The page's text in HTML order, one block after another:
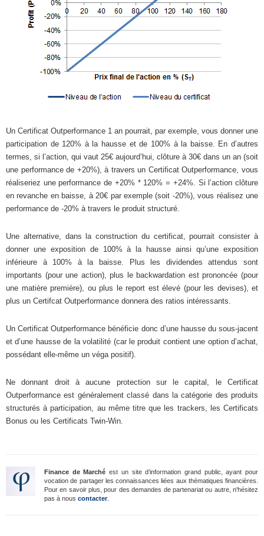
Un Certificat Outperformance 1 an pourrait, par exemple, vous donner une
participation de 120% à la hausse et de 100% à la baisse. En d’autres
termes, si l’action, qui vaut 25€ aujourd’hui, clôture à 30€ dans un an (soit
une performance de +20%), à travers un Certificat Outperformance, vous
réaliseriez une performance de +20% * 120% = +24%. Si l’action clôture
en revanche en baisse, à 20€ par exemple (soit -20%), vous réalisez une
performance de -20% à travers le produit structuré.
Une alternative, dans la construction du certificat, pourrait consister à
donner une exposition de 100% à la hausse ainsi qu’une exposition
inférieure à 100% à la baisse. Plus les dividendes attendus sont
importants (pour une action), plus le backwardation est prononcée (pour
une matière première), ou plus le report est élevé (pour les devises), et
plus un Certifcat Outperformance donnera des ratios intéressants.
Un Certificat Outperformance bénéficie donc d’une hausse du sous-jacent
et d’une hausse de la volatilité (car le produit contient une option d’achat,
possédant elle-même un véga positif).
Ne donnant droit à aucune protection sur le capital, le Certificat
Outperformance est généralement classé dans la catégorie des produits
structurés à participation, au même titre que les trackers, les Certificats
Bonus ou les Certificats Twin-Win.
Finance de Marché est un site d’information grand public, ayant pour
vocation de partager les connaissances liées aux thématiques financières.
Pour en savoir plus, pour des demandes de partenariat ou autre, n'hésitez
pas à nous contacter.